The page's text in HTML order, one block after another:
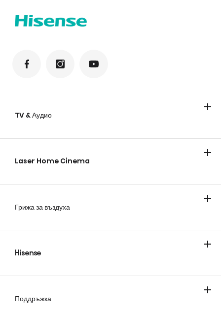
TV & Аудио
Laser Home Cinema
Грижа за въздуха
Hisense
Поддръжка